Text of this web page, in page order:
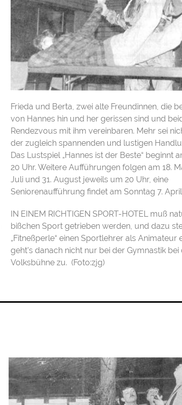
Frieda und Berta, zwei alte Freundinnen, die
von Hannes hin und her gerissen sind und
Rendezvous mit ihm vereinbaren. Mehr sei
der zugleich spannenden und lustigen
Das Lustspiel „Hannes ist der Beste“ beginnt
20 Uhr. Weitere Aufführungen folgen am 18.
Juli und 31. August jeweils um 20 Uhr, eine
Seniorenaufführung findet am Sonntag 7.
IN EINEM RICHTIGEN SPORT-HOTEL muß
bißchen Sport getrieben werden, und dazu
„Fitneßperle“ einen Sportlehrer als Animateur
geht’s danach nicht nur bei der Gymnastik
Volksbühne zu. (Foto:zjg)